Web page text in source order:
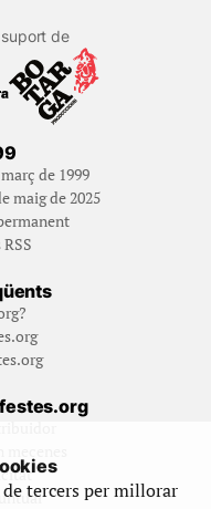
de
de 1999
maig de 2025
tercers per millorar